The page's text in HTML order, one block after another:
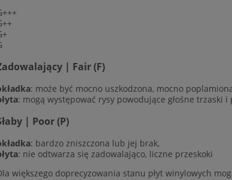
| Fair (F)
: może być mocno uszkodzona, mocno
: mogą występować rysy powodujące głośne trzaski i
| Poor (P)
: bardzo zniszczona lub jej brak,
: nie odtwarza się zadowalająco, liczne przeskoki
większego doprecyzowania stanu płyt winylowych